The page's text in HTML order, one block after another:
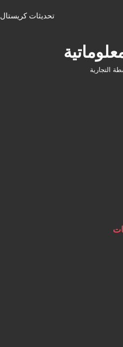
التجارية
تحديثات كريستال